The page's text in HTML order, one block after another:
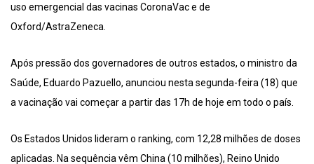
uso emergencial das vacinas CoronaVac e de
Oxford/AstraZeneca.
Após pressão dos governadores de outros estados, o ministro da
Saúde, Eduardo Pazuello, anunciou nesta segunda-feira (18) que
a vacinação vai começar a partir das 17h de hoje em todo o país.
Os Estados Unidos lideram o ranking, com 12,28 milhões de doses
aplicadas. Na sequência vêm China (10 milhões), Reino Unido